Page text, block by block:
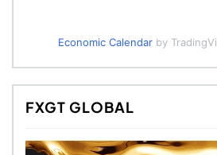
Economic Calendarby
FXGT GLOBAL